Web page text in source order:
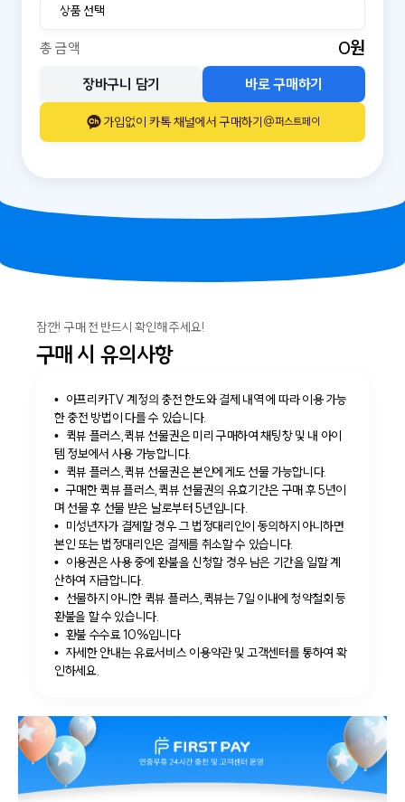
총 금액 0원
장바구니 담기 바로 구매하기
가입없이 카톡 채널에서 구매하기 @퍼스트페이
잠깐! 구매 전 반드시 확인해 주세요!
구매 시 유의사항
아프리카TV 계정의 충전 한도와 결제 내역 에 따라 이용 가능
한 충전 방법이 다를 수 있습니다.
퀵뷰 플러스,퀵뷰 선물권은 미리 구매하여 채팅창 및 내 아이
템 정보에서 사용 가능합니다.
퀵뷰 플러스,퀵뷰 선물권은 본인에게도 선물 가능합니다.
구매한 퀵뷰 플러스,퀵뷰 선물권의 유효기간은 구매 후 5년이
며 선물 후 선물 받은 날로부터 5년입니다.
미성년자가 결제할 경우 그 법정대리인이 동의하지 아니하면
본인 또는 법정대리인은 결제를 취소할 수 있습니다.
이용권은 사용 중에 환불을 신청할 경우 남은 기간을 일할 계
산하여 지급합니다.
선물하지 아니한 퀵뷰 플러스,퀵뷰는 7일 이내에 청약철회 등
환불을 할 수 있습니다.
환불 수수료 10%입니다
자세한 안내는 유료서비스 이용약관 및 고객센터를 통하여 확
인하세요.